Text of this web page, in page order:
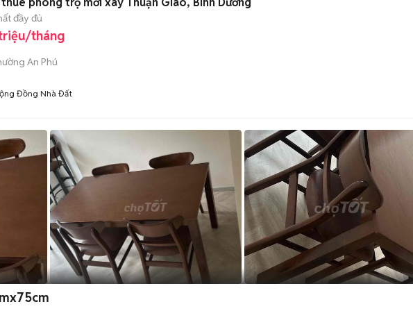
đầy đủ
tháng
An Phú
Đồng Nhà Đất